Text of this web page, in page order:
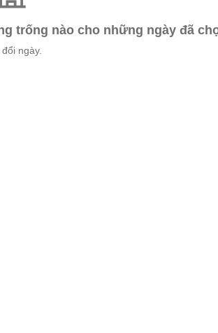
trống nào cho những ngày đã
ngày.